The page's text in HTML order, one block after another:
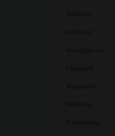
Industria
Institutos
Investigación
Literatura
Materiales
Medicina
Parafernalia